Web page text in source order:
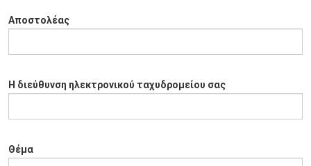
Αποστολέας
Η διεύθυνση ηλεκτρονικού ταχυδρομείου σας
Θέμα